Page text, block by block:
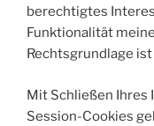
berechtigtes
Funktionalität
Rechtsgrundlage ist
Mit Schließen
Session-Cookies